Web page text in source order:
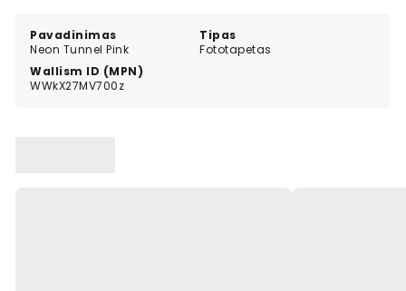
Pavadinimas
Neon Tunnel Pink
Tipas
Fototapetas
Wallism ID (MPN)
WWkX27MV700z